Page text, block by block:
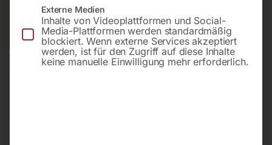
Versandkosten Standard (Österreich):
Bitte beachten Sie: Die Versandkosten gelten für Österreich.
Andere Länder können abweichen.
In den Warenkorb
Externe Medien
Inhalte von Videoplattformen und Social-
Media-Plattformen werden standardmäßig
blockiert. Wenn externe Services akzeptiert
werden, ist für den Zugriff auf diese Inhalte
keine manuelle Einwilligung mehr erforderlich.